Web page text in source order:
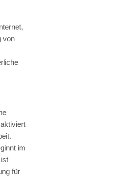
von
aktiviert
im
für